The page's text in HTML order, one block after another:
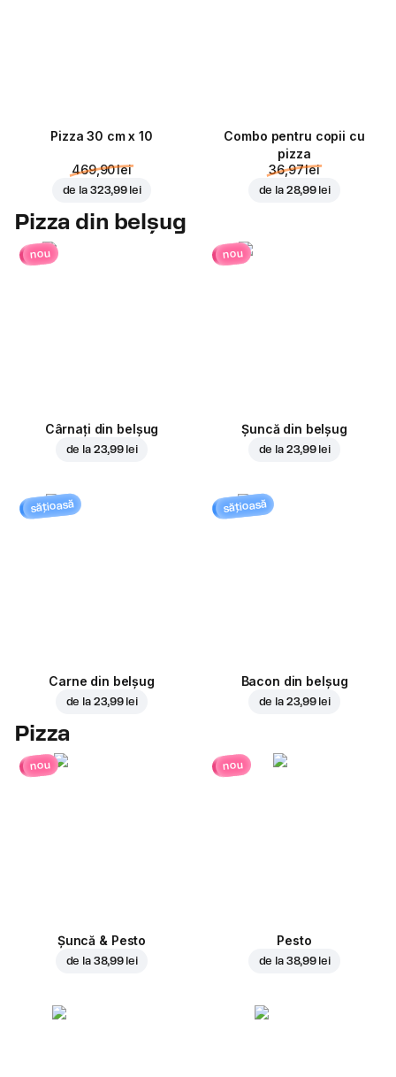
Pizza 30 cm x 10
469,90 lei
de la 323,99 lei
Combo pentru copii cu
pizza
36,97 lei
de la 28,99 lei
Pizza din belșug
nou
Cârnați din belșug
de la 23,99 lei
nou
Șuncă din belșug
de la 23,99 lei
sățioasă
Carne din belșug
de la 23,99 lei
sățioasă
Bacon din belșug
de la 23,99 lei
Pizza
nou
Șuncă & Pesto
de la 38,99 lei
nou
Pesto
de la 38,99 lei